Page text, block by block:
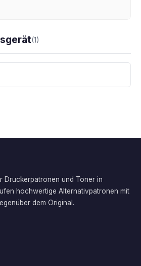
(1)
Druckerpatronen und Toner in
hochwertige Alternativpatronen mit
dem Original.